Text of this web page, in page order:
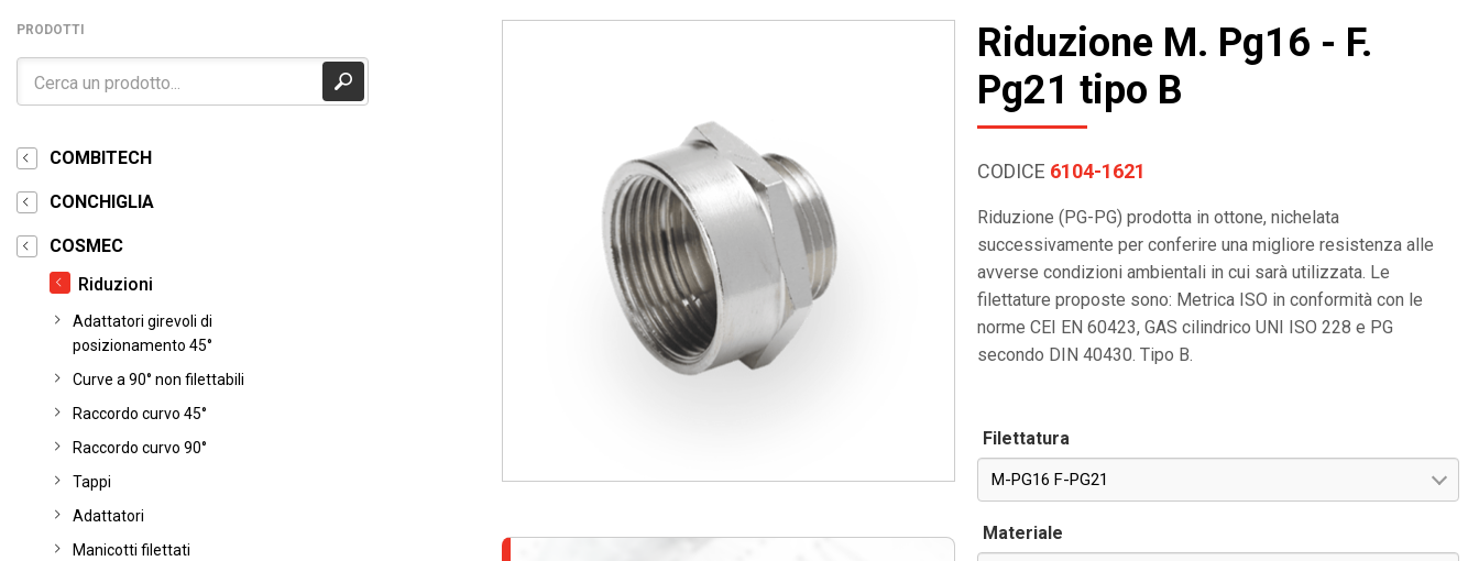
PRODOTTI
COMBITECH
CONCHIGLIA
COSMEC
Riduzioni
Adattatori girevoli di
posizionamento 45°
Curve a 90° non filettabili
Raccordo curvo 45°
Raccordo curvo 90°
Tappi
Adattatori
Manicotti filettati
Riduzione M. Pg16 - F.
Pg21 tipo B
CODICE 6104-1621
Riduzione (PG-PG) prodotta in ottone, nichelata
successivamente per conferire una migliore resistenza alle
avverse condizioni ambientali in cui sarà utilizzata. Le
filettature proposte sono: Metrica ISO in conformità con le
norme CEI EN 60423, GAS cilindrico UNI ISO 228 e PG
secondo DIN 40430. Tipo B.
Filettatura
M-PG16 F-PG21
Materiale